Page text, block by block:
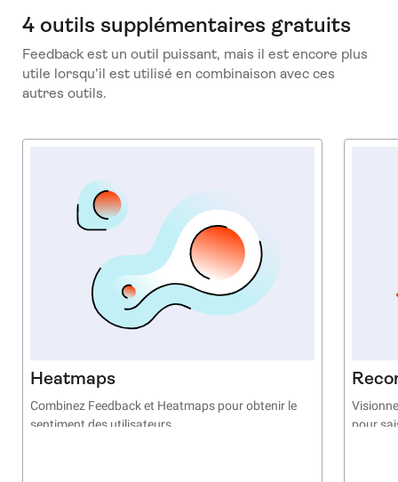
4 outils supplémentaires gratuits
Feedback est un outil puissant, mais il est encore plus
utile lorsqu’il est utilisé en combinaison avec ces
autres outils.
Heatmaps
Combinez Feedback et Heatmaps pour obtenir le
sentiment des utilisateurs
pour